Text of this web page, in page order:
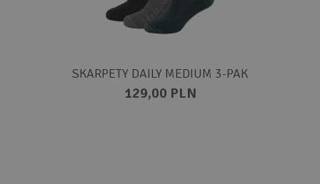
SKARPETY DAILY MEDIUM 3-PAK
129,00 PLN